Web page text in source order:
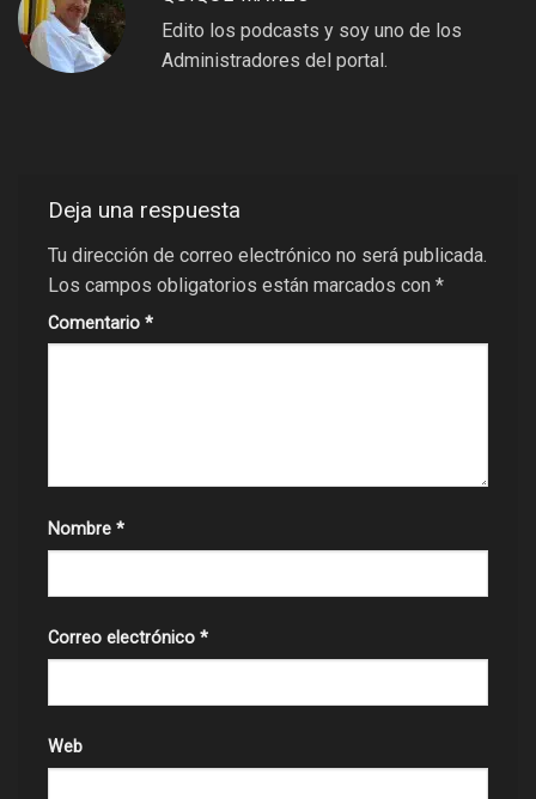
Edito los podcasts y soy uno de los
Administradores del portal.
Deja una respuesta
Tu dirección de correo electrónico no será publicada.
Los campos obligatorios están marcados con *
Comentario *
Nombre *
Correo electrónico *
Web